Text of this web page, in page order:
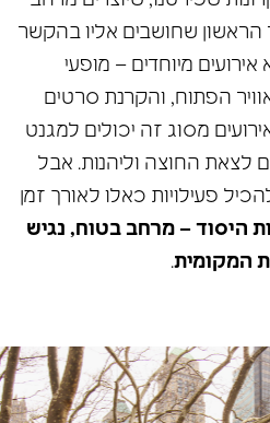
הראשון שחושבים אליו בהקשר
מיוחדים – מופעי
הפתוח, והקרנת סרטים
מסוג זה יכולים למגנט
לצאת החוצה וליהנות. אבל
פעילויות כאלו לאורך זמן
היסוד – מרחב בטוח, נגיש
המקומית.